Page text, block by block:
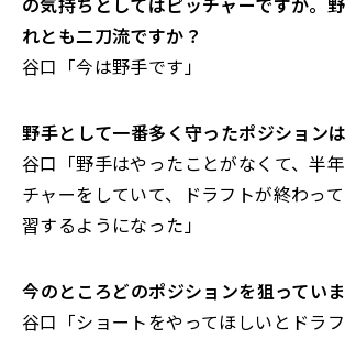
れとも二刀流ですか？
谷口「今は野手です」
――野手として一番多く守ったポジション
谷口「野手はやったことがなくて、半
チャーをしていて、ドラフトが終わっ
習するようになった」
――今のところどのポジションを狙ってい
谷口「ショートをやってほしいとドラ